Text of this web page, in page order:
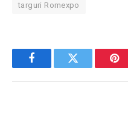
targuri Romexpo
FacebookTwitter